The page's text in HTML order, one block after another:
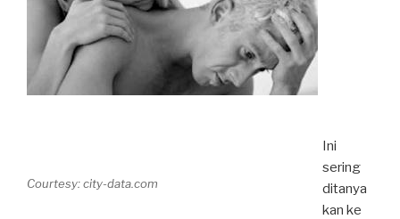
Courtesy: city-data.com
Ini
sering
ditanya
kan ke